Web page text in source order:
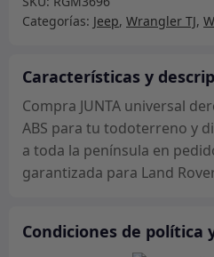
+
izquierda
ABS
Categorías: Jeep, Wrangler TJ,
Características y
Compra JUNTA universal
ABS para tu todoterreno y
a toda la península en
garantizada para Land
Condiciones de política